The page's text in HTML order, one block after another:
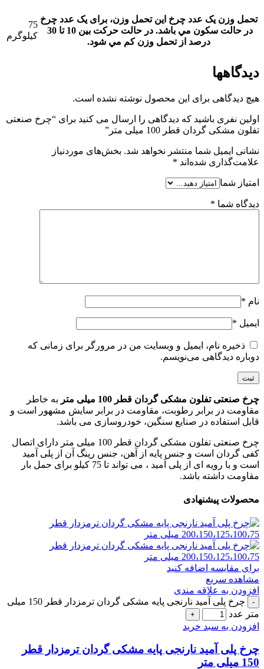
تحمل وزن یک عدد چرخ این تحمل وزن، برای يک عدد چرخ
درصد از تحمل وزن کم مي شود.
75
کیلوگرم
دیدگاهها
هیچ دیدگاهی برای این محصول نوشته نشده است.
اولین نفری باشید که دیدگاهی را ارسال می کنید برای “چرخ صنعتی
تفلون مشکی گردان قطر 100 میلی متر”
نشانی ایمیل شما منتشر نخواهد شد. بخش‌های موردنیاز
علامت‌گذاری شده‌اند *
امتیاز شما
دیدگاه شما *
نام *
ایمیل *
ذخیره نام، ایمیل و وبسایت من در مرورگر برای زمانی که
دوباره دیدگاهی می‌نویسم.
چرخ صنعتی تفلون مشکی گردان قطر 100 میلی متر
به خاطر
مقاومت در برابر رطوبت، مقاومت در برابر سایش مشهور است و
قابل استفاده در صنایع سنگین، خودروسازی می باشد.
چرخ صنعتی تفلون مشکی گردان قطر 100 میلی متر دارای اتصال
کفی گردان است و جنس پایه از آهن، جنس رینگ آن از پلی آمید
است و با رویه ای از پلی آمید ، می تواند تا 75 کیلو برای حمل بار
مقاومت داشته باشد.
محصولات پیشنهادی
برای مقایسه اضافه کنید
مشاهده سریع
افزودن به علاقه مندی
چرخ پلی آمید نارنجی پایه مشکی گردان ترمزدار قطر 150 میلی
متر عدد
افزودن به سبد خرید
چرخ پلی آمید نارنجی پایه مشکی گردان ترمزدار قطر
150 میلی متر